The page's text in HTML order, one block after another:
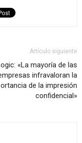
Artículo siguiente
«La mayoría de las
infravaloran la
de la impresión
confidencial»